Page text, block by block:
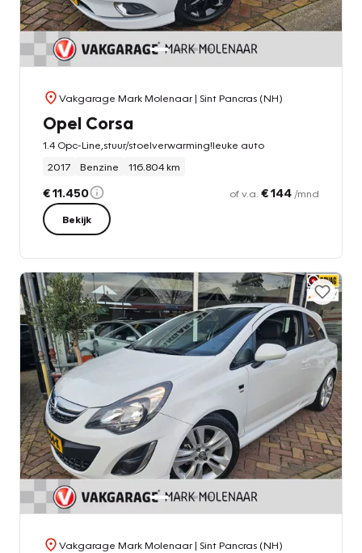
Vakgarage Mark Molenaar| Sint Pancras (NH)
Opel Corsa
1.4 Opc-Line,stuur/stoelverwarming!leuke auto
2017
Benzine 116.804 km
€ 11.450 of v.a. € 144 /mnd
Bekijk
Vakgarage Mark Molenaar| Sint Pancras (NH)